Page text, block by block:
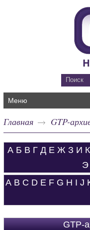
Меню
Главная GTP-
А Б В Г Д Е Ж З И К
Э
A B C D E F G H I J
GTP-